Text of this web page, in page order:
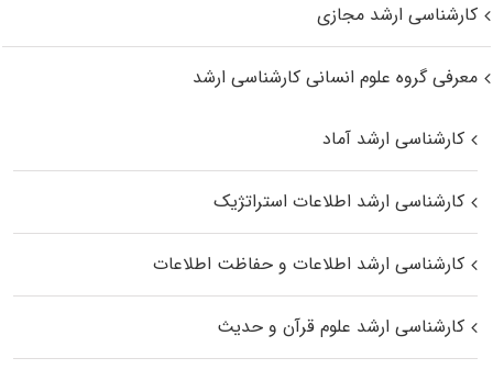
کارشناسی ارشد مجازی
معرفی گروه علوم انسانی کارشناسی ارشد
کارشناسی ارشد آماد
کارشناسی ارشد اطلاعات استراتژیک
کارشناسی ارشد اطلاعات و حفاظت اطلاعات
کارشناسی ارشد علوم قرآن و حدیث